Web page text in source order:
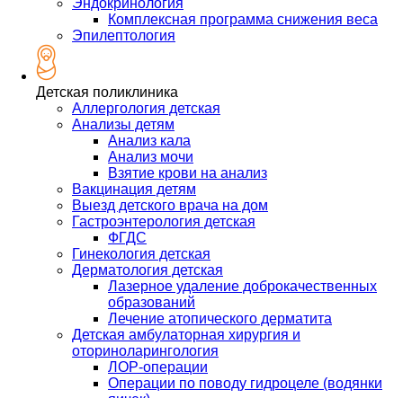
Эндокринология
Комплексная программа снижения веса
Эпилептология
Детская поликлиника
Аллергология детская
Анализы детям
Анализ кала
Анализ мочи
Взятие крови на анализ
Вакцинация детям
Выезд детского врача на дом
Гастроэнтерология детская
ФГДС
Гинекология детская
Дерматология детская
Лазерное удаление доброкачественных
образований
Лечение атопического дерматита
Детская амбулаторная хирургия и
оториноларингология
ЛОР-операции
Операции по поводу гидроцеле (водянки